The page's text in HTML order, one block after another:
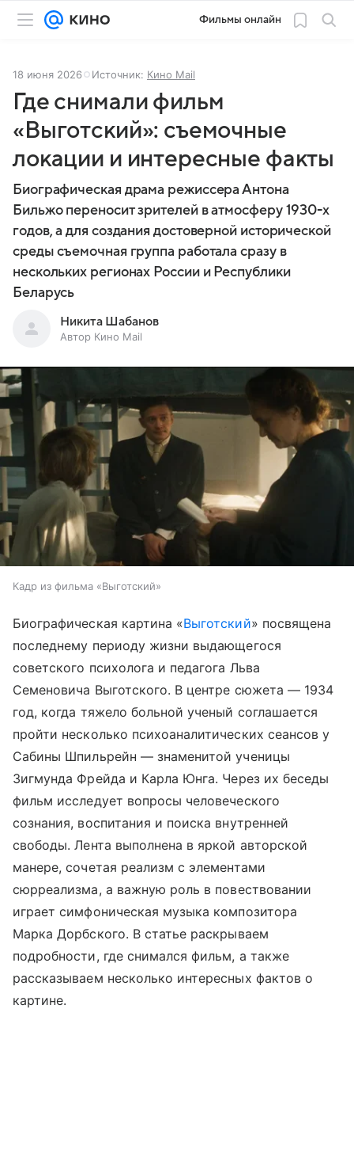
Фильмы онлайн
18 июня 2026 Источник: Кино Mail
Где снимали фильм
«Выготский»: съемочные
локации и интересные факты
Биографическая драма режиссера Антона
Бильжо переносит зрителей в атмосферу 1930-х
годов, а для создания достоверной исторической
среды съемочная группа работала сразу в
нескольких регионах России и Республики
Беларусь
Никита Шабанов
Автор Кино Mail
Кадр из фильма «Выготский»
Биографическая картина «Выготский» посвящена
последнему периоду жизни выдающегося
советского психолога и педагога Льва
Семеновича Выготского. В центре сюжета — 1934
год, когда тяжело больной ученый соглашается
пройти несколько психоаналитических сеансов у
Сабины Шпильрейн — знаменитой ученицы
Зигмунда Фрейда и Карла Юнга. Через их беседы
фильм исследует вопросы человеческого
сознания, воспитания и поиска внутренней
свободы. Лента выполнена в яркой авторской
манере, сочетая реализм с элементами
сюрреализма, а важную роль в повествовании
играет симфоническая музыка композитора
Марка Дорбского. В статье раскрываем
подробности, где снимался фильм, а также
рассказываем несколько интересных фактов о
картине.